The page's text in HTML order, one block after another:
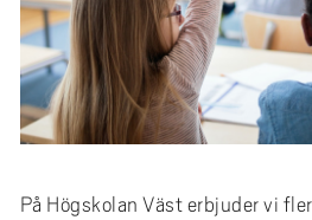
På Högskolan Väst erbjuder vi